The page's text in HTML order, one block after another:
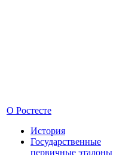
О Ростесте
История
Государственные
первичные эталоны